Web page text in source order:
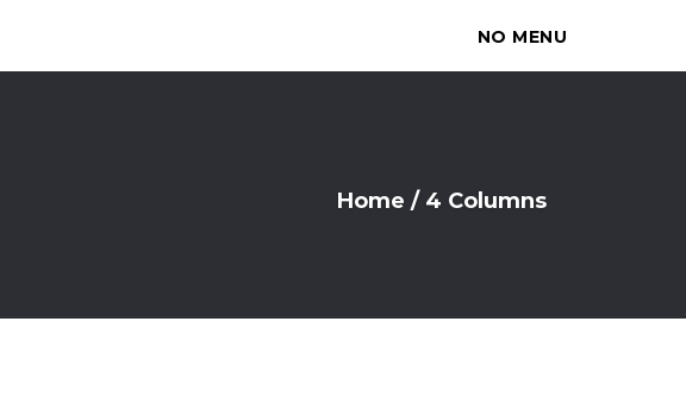
NO MENU
Home / 4 Columns